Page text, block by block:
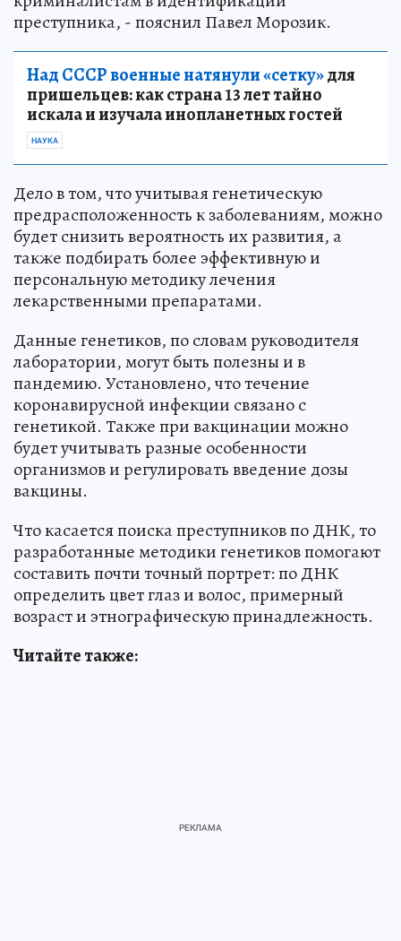
преступника, - пояснил Павел Морозик.
Над СССР военные натянули «сетку»для
пришельцев: как страна 13 лет тайно
искала и изучала инопланетных гостей
НАУКА
Дело в том, что учитывая генетическую
предрасположенность к заболеваниям, можно
будет снизить вероятность их развития, а
также подбирать более эффективную и
персональную методику лечения
лекарственными препаратами.
Данные генетиков, по словам руководителя
лаборатории, могут быть полезны и в
пандемию. Установлено, что течение
коронавирусной инфекции связано с
генетикой. Также при вакцинации можно
будет учитывать разные особенности
организмов и регулировать введение дозы
вакцины.
Что касается поиска преступников по ДНК, то
разработанные методики генетиков помогают
составить почти точный портрет: по ДНК
определить цвет глаз и волос, примерный
возраст и этнографическую принадлежность.
Читайте также: